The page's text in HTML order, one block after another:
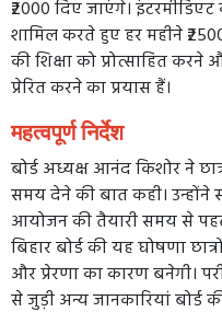
₹2000 दिए जाएंगे।
शामिल करते हुए हर महीने
की शिक्षा को प्रोत्साहित करने
प्रेरित करने का प्रयास हैं।
महत्वपूर्ण निर्देश
बोर्ड अध्यक्ष आनंद किशोर ने
समय देने की बात कही। उन्होंने
आयोजन की तैयारी समय से पहले
बिहार बोर्ड की यह घोषणा
और प्रेरणा का कारण बनेगी।
से जुड़ी अन्य जानकारियां